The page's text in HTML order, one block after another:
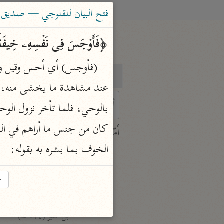
بحث
characters for results.
أمّهات
جامع البيان
ابن جرير الطبري (٣١٠ هـ)
ابن كثير (٧٧٤ هـ)
فتح البيان للقنوجي — صديق
﴿فَأَوۡجَسَ فِی نَفۡسِهِۦ
الخوف بما بشره به بقوله: